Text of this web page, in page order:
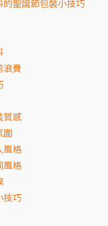
聖誕節包裝小技巧
浪費
質感
圍
風格
風格
技巧